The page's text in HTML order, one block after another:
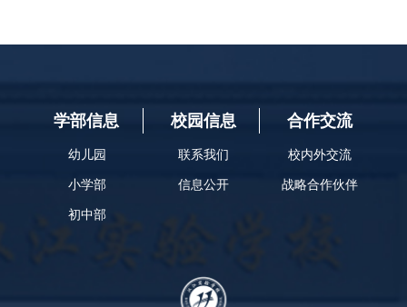
学部信息
幼儿园
小学部
初中部
校园信息
联系我们
信息公开
合作交流
校内外交流
战略合作伙伴